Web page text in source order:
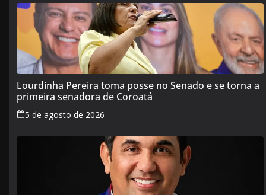
Lourdinha Pereira toma posse no Senado e se torna a
primeira senadora de Coroatá
5 de agosto de 2026